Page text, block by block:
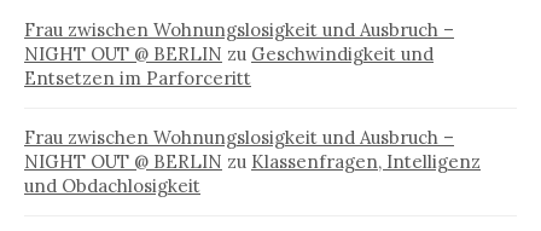
Frau zwischen Wohnungslosigkeit und Ausbruch –
NIGHT OUT @ BERLIN zu Geschwindigkeit und
Entsetzen im Parforceritt
Frau zwischen Wohnungslosigkeit und Ausbruch –
NIGHT OUT @ BERLIN zu Klassenfragen, Intelligenz
und Obdachlosigkeit